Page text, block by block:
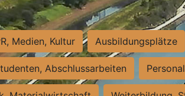
Medien, Kultur Ausbildungsplätze
Abschlussarbeiten